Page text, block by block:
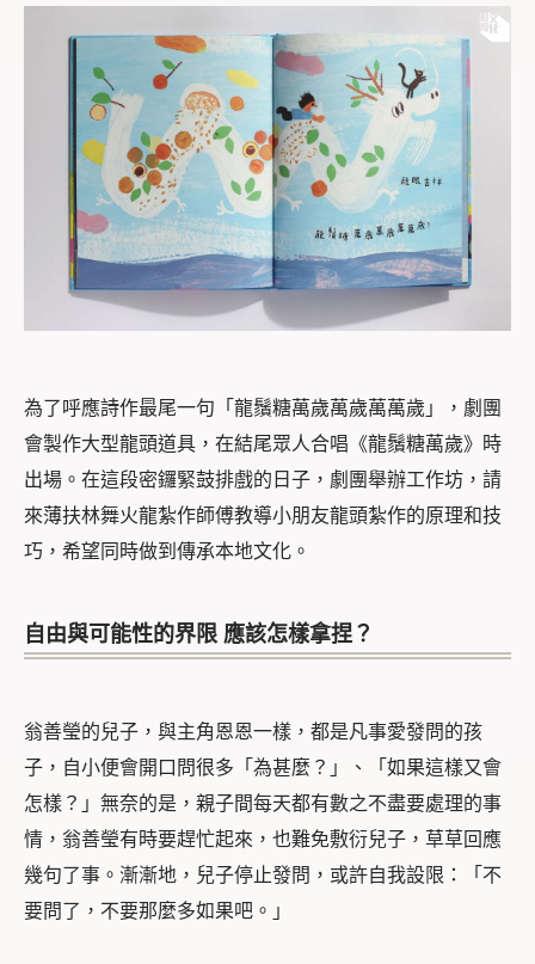
為了呼應詩作最尾一句「龍鬚糖萬歲萬歲萬萬歲」，劇團
會製作大型龍頭道具，在結尾眾人合唱《龍鬚糖萬歲》時
出場。在這段密鑼緊鼓排戲的日子，劇團舉辦工作坊，請
來薄扶林舞火龍紮作師傅教導小朋友龍頭紮作的原理和技
巧，希望同時做到傳承本地文化。
自由與可能性的界限 應該怎樣拿捏？
翁善瑩的兒子，與主角恩恩一樣，都是凡事愛發問的孩
子，自小便會開口問很多「為甚麼？」、「如果這樣又會
怎樣？」無奈的是，親子間每天都有數之不盡要處理的事
情，翁善瑩有時要趕忙起來，也難免敷衍兒子，草草回應
幾句了事。漸漸地，兒子停止發問，或許自我設限：「不
要問了，不要那麼多如果吧。 」